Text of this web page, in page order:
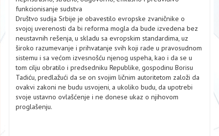
funkcionisanje sudstva
Društvo sudija Srbije je obavestilo evropske zvaničnike o
svojoj uverenosti da bi reforma mogla da bude izvedena bez
neustavnih rešenja, u skladu sa evropskim standardima, uz
široko razumevanje i prihvatanje svih koji rade u pravosudnom
sistemu i sa većom izvesnošću njenog uspeha, kao i da se u
tom cilju obratilo i predsedniku Republike, gospodinu Borisu
Tadiću, predlažući da se on svojim ličnim autoritetom založi da
ovakvi zakoni ne budu usvojeni, a ukoliko budu, da upotrebi
svoje ustavno ovlašćenje i ne donese ukaz o njihovom
proglašenju.